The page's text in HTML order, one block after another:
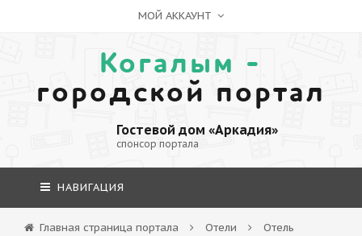
МОЙ АККАУНТ
Когалым -
городской портал
Гостевой дом «Аркадия»
спонсор портала
НАВИГАЦИЯ
Главная страница портала Отели
Отель